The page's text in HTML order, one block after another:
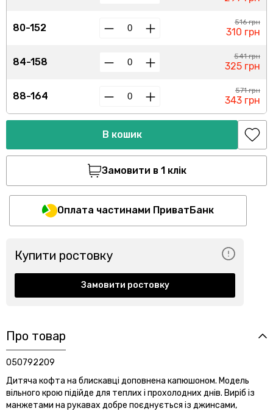
80-152
84-158
88-164
516 грн
310 грн
541 грн
325 грн
571 грн
343 грн
В кошик
Замовити в 1 клік
Оплата частинами ПриватБанк
Купити ростовку
Замовити ростовку
Про товар
050792209
Дитяча кофта на блискавці доповнена капюшоном. Модель
вільного крою підійде для теплих і прохолодних днів. Виріб із
манжетами на рукавах добре поєднується із джинсами,